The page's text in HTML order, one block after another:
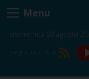
Skip
to
content
Menu
domenica 09 agosto
RSS